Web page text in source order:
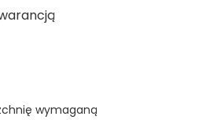
wymaganą